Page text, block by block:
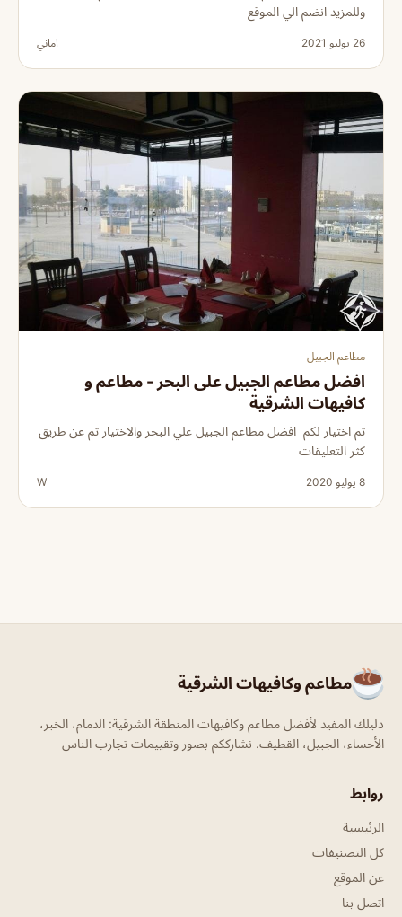
وللمزيد انضم الي الموقع
26 يوليو 2021 اماني
مطاعم الجبيل
افضل مطاعم الجبيل على البحر - مطاعم و
كافيهات الشرقية
تم اختيار لكم افضل مطاعم الجبيل علي البحر والاختيار تم عن طريق
كثر التعليقات
8 يوليو 2020 W
مطاعم وكافيهات الشرقية
دليلك المفيد لأفضل مطاعم وكافيهات المنطقة الشرقية: الدمام، الخبر،
الأحساء، الجبيل، القطيف. نشارككم بصور وتقييمات تجارب الناس
روابط
الرئيسية
كل التصنيفات
عن الموقع
اتصل بنا